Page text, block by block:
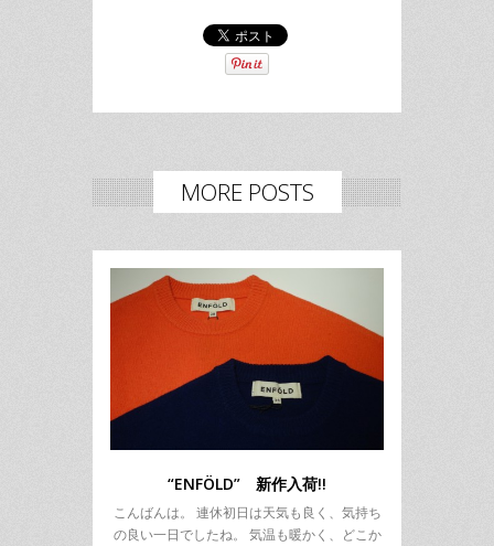
MORE POSTS
“ENFÖLD” 新作入荷!!
こんばんは。 連休初日は天気も良く、気持ち
の良い一日でしたね。 気温も暖かく、どこか